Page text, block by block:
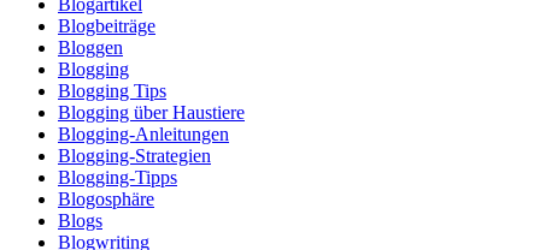
Blogartikel
Blogbeiträge
Bloggen
Blogging
Blogging Tips
Blogging über Haustiere
Blogging-Anleitungen
Blogging-Strategien
Blogging-Tipps
Blogosphäre
Blogs
Blogwriting